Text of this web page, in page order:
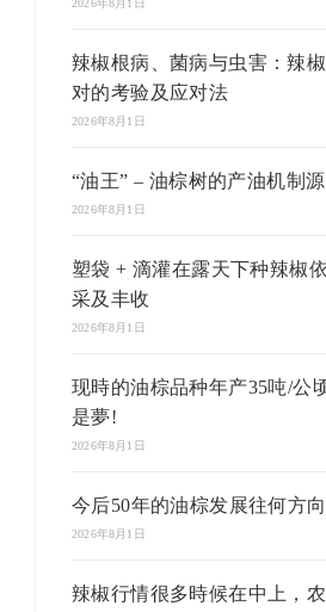
2026年8月1日
辣椒根病、菌病与虫害：辣
对的考验及应对法
2026年8月1日
“油王” – 油棕树的产油机制
2026年8月1日
塑袋 + 滴灌在露天下种辣椒
采及丰收
2026年8月1日
现時的油棕品种年产35吨/公
是夢!
2026年8月1日
今后50年的油棕发展往何方
2026年8月1日
辣椒行情很多時候在中上，